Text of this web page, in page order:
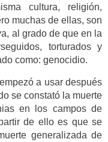
cultura, religión,
muchas de ellas, son
al grado de que en la
torturados y
como: genocidio.
a usar después
se constató la muerte
en los campos de
de ello es que se
generalizada de